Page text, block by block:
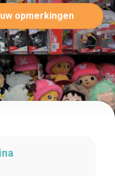
opmerkingen